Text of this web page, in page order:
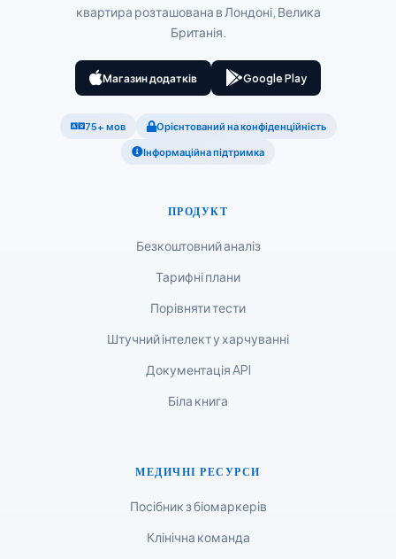
квартира розташована в Лондоні, Велика
Британія.
Магазин додатків Google Play
75+ мов Орієнтований на конфіденційність
Інформаційна підтримка
ПРОДУКТ
Безкоштовний аналіз
Тарифні плани
Порівняти тести
Штучний інтелект у харчуванні
Документація API
Біла книга
МЕДИЧНІ РЕСУРСИ
Посібник з біомаркерів
Клінічна команда
ગુજરાતી
Bahasa Melayu
ဗမာစာ
Kiswahili
O‘zbekcha